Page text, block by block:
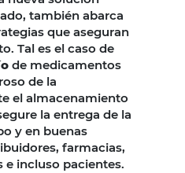
también abarca
que aseguran
Tal es el caso de
de medicamentos
de la
el almacenamiento
la entrega de la
y en buenas
farmacias,
e incluso pacientes.